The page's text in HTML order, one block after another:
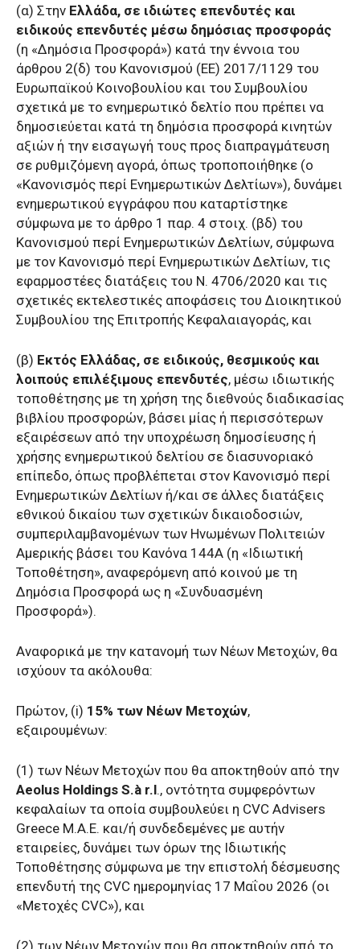
(α) Στην Ελλάδα, σε ιδιώτες επενδυτές και
ειδικούς επενδυτές μέσω δημόσιας προσφοράς
(η «Δημόσια Προσφορά») κατά την έννοια του
άρθρου 2(δ) του Κανονισμού (ΕΕ) 2017/1129 του
Ευρωπαϊκού Κοινοβουλίου και του Συμβουλίου
σχετικά με το ενημερωτικό δελτίο που πρέπει να
δημοσιεύεται κατά τη δημόσια προσφορά κινητών
αξιών ή την εισαγωγή τους προς διαπραγμάτευση
σε ρυθμιζόμενη αγορά, όπως τροποποιήθηκε (ο
«Κανονισμός περί Ενημερωτικών Δελτίων»), δυνάμει
ενημερωτικού εγγράφου που καταρτίστηκε
σύμφωνα με το άρθρο 1 παρ. 4 στοιχ. (βδ) του
Κανονισμού περί Ενημερωτικών Δελτίων, σύμφωνα
με τον Κανονισμό περί Ενημερωτικών Δελτίων, τις
εφαρμοστέες διατάξεις του Ν. 4706/2020 και τις
σχετικές εκτελεστικές αποφάσεις του Διοικητικού
Συμβουλίου της Επιτροπής Κεφαλαιαγοράς, και
(β) Εκτός Ελλάδας, σε ειδικούς, θεσμικούς και
λοιπούς επιλέξιμους επενδυτές, μέσω ιδιωτικής
τοποθέτησης με τη χρήση της διεθνούς διαδικασίας
βιβλίου προσφορών, βάσει μίας ή περισσότερων
εξαιρέσεων από την υποχρέωση δημοσίευσης ή
χρήσης ενημερωτικού δελτίου σε διασυνοριακό
επίπεδο, όπως προβλέπεται στον Κανονισμό περί
Ενημερωτικών Δελτίων ή/και σε άλλες διατάξεις
εθνικού δικαίου των σχετικών δικαιοδοσιών,
συμπεριλαμβανομένων των Ηνωμένων Πολιτειών
Αμερικής βάσει του Κανόνα 144A (η «Ιδιωτική
Τοποθέτηση», αναφερόμενη από κοινού με τη
Δημόσια Προσφορά ως η «Συνδυασμένη
Προσφορά»).
Αναφορικά με την κατανομή των Νέων Μετοχών, θα
ισχύουν τα ακόλουθα:
Πρώτον, (i) 15% των Νέων Μετοχών,
εξαιρουμένων:
(1) των Νέων Μετοχών που θα αποκτηθούν από την
Aeolus Holdings S.à r.l., οντότητα συμφερόντων
κεφαλαίων τα οποία συμβουλεύει η CVC Advisers
Greece Μ.Α.Ε. και/ή συνδεδεμένες με αυτήν
εταιρείες, δυνάμει των όρων της Ιδιωτικής
Τοποθέτησης σύμφωνα με την επιστολή δέσμευσης
επενδυτή της CVC ημερομηνίας 17 Μαΐου 2026 (οι
«Μετοχές CVC»), και
(2) των Νέων Μετοχών που θα αποκτηθούν από το